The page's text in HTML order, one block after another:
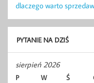
dlaczego warto
PYTANIE NA DZIŚ
sierpień 2026
P W Ś